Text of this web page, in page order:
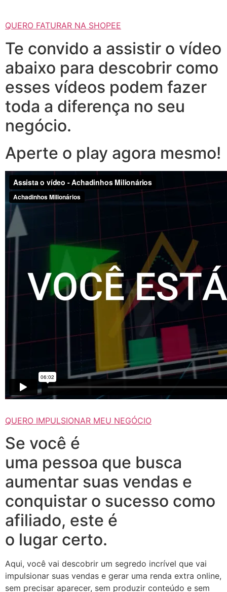
QUERO FATURAR NA SHOPEE
Te convido a assistir o vídeo
abaixo para descobrir como
esses vídeos podem fazer
toda a diferença no seu
negócio.
Aperte o play agora mesmo!
QUERO IMPULSIONAR MEU NEGÓCIO
Se você é
uma pessoa que busca
aumentar suas vendas e
conquistar o sucesso como
afiliado, este é
o lugar certo.
Aqui, você vai descobrir um segredo incrível que vai
impulsionar suas vendas e gerar uma renda extra online,
sem precisar aparecer, sem produzir conteúdo e sem